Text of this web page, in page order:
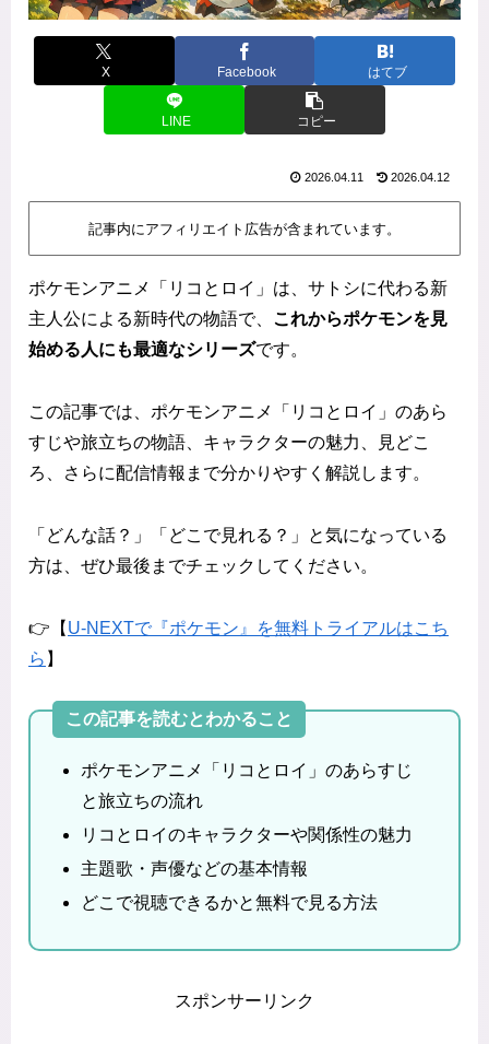
X Facebook はてブ
LINE コピー
2026.04.11 2026.04.12
記事内にアフィリエイト広告が含まれています。
ポケモンアニメ「リコとロイ」は、サトシに代わる新
主人公による新時代の物語で、 これからポケモンを見
始める人にも最適なシリーズです。
この記事では、ポケモンアニメ「リコとロイ」のあら
すじや旅立ちの物語、キャラクターの魅力、見どこ
ろ、さらに配信情報まで分かりやすく解説します。
「どんな話？」「どこで見れる？」と気になっている
方は、ぜひ最後までチェックしてください。
👉【 U-NEXTで『ポケモン』を無料トライアルはこち
ら 】
この記事を読むとわかること
ポケモンアニメ「リコとロイ」のあらすじ
と旅立ちの流れ
リコとロイのキャラクターや関係性の魅力
主題歌・声優などの基本情報
どこで視聴できるかと無料で見る方法
スポンサーリンク